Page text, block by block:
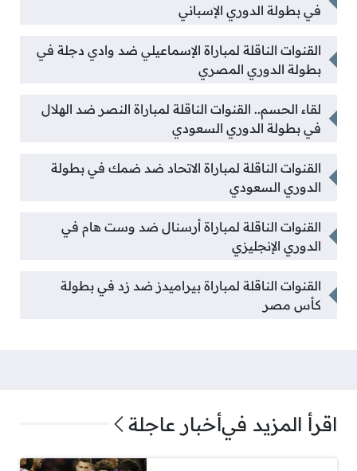
في بطولة الدوري الإسباني
القنوات الناقلة لمباراة الإسماعيلي ضد وادي دجلة في
بطولة الدوري المصري
لقاء الحسم.. القنوات الناقلة لمباراة النصر ضد الهلال
في بطولة الدوري السعودي
القنوات الناقلة لمباراة الاتحاد ضد ضمك في بطولة
الدوري السعودي
القنوات الناقلة لمباراة أرسنال ضد وست هام في
الدوري الإنجليزي
القنوات الناقلة لمباراة بيراميدز ضد زد في بطولة
كأس مصر
اقرأ المزيد فيأخبار عاجلة